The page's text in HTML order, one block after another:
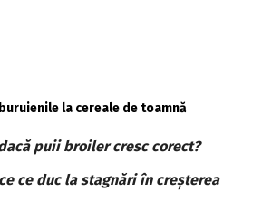
la cereale de toamnă
puii broiler cresc corect?
ce duc la stagnări în creșterea